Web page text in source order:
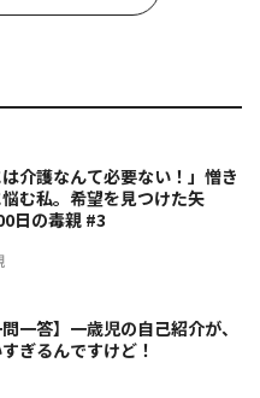
は介護なんて必要ない！」憎き
む私。希望を見つけた矢
日の毒親 #3
一答】一歳児の自己紹介が、
ぎるんですけど！